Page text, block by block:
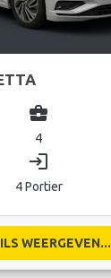
business_center
4
login
4 Portier
WEERGEVEN...